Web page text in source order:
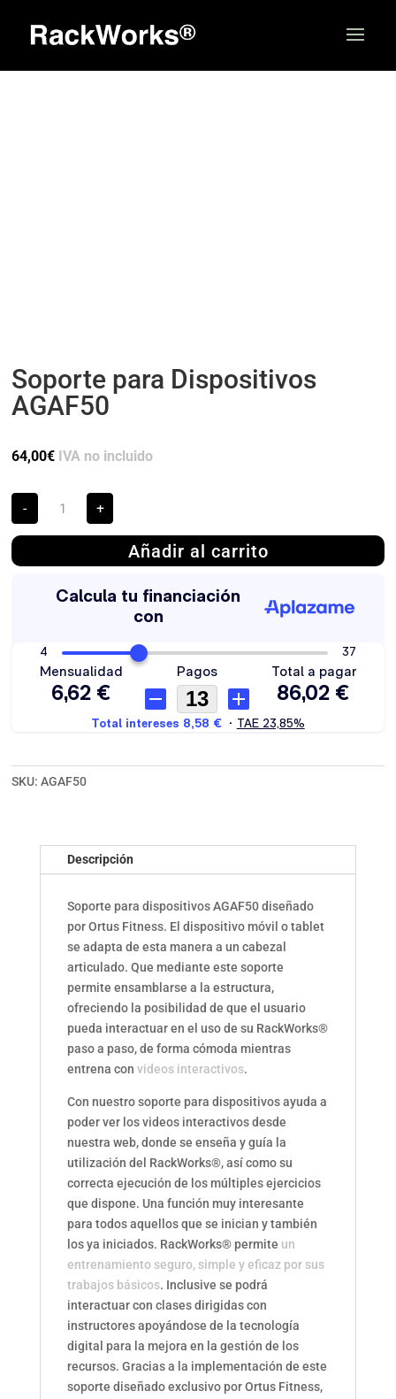
Soporte para Dispositivos
AGAF50
64,00€ IVA no incluido
-
para
Dispositivos
AGAF50
+
Añadir al carrito
SKU:AGAF50
Descripción
Soporte para dispositivos AGAF50 diseñado
por Ortus Fitness. El dispositivo móvil o tablet
se adapta de esta manera a un cabezal
articulado. Que mediante este soporte
permite ensamblarse a la estructura,
ofreciendo la posibilidad de que el usuario
pueda interactuar en el uso de su RackWorks®
paso a paso, de forma cómoda mientras
entrena con videos interactivos.
Con nuestro soporte para dispositivos ayuda a
poder ver los videos interactivos desde
nuestra web, donde se enseña y guía la
utilización del RackWorks®, así como su
correcta ejecución de los múltiples ejercicios
que dispone. Una función muy interesante
para todos aquellos que se inician y también
los ya iniciados. RackWorks® permite un
entrenamiento seguro, simple y eficaz por sus
trabajos básicos. Inclusive se podrá
interactuar con clases dirigidas con
instructores apoyándose de la tecnología
digital para la mejora en la gestión de los
recursos. Gracias a la implementación de este
soporte diseñado exclusivo por Ortus Fitness,